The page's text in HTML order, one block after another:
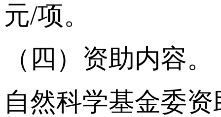
元/项。
（四）资助内容。
自然科学基金委